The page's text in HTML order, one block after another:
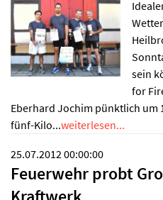
sein
for
Eberhard Jochim pünktlich um
fünf-Kilo...weiterlesen...
25.07.2012 00:00:00
Feuerwehr probt